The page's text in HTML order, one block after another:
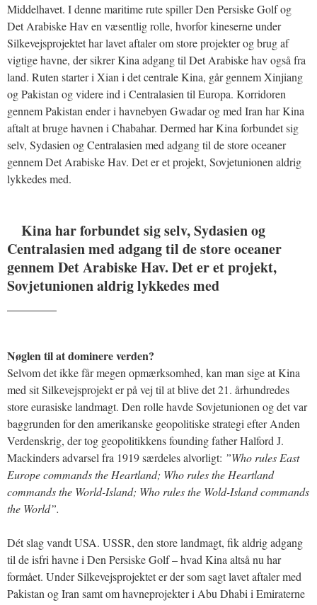
Middelhavet. I denne maritime rute spiller Den Persiske Golf og
Det Arabiske Hav en væsentlig rolle, hvorfor kineserne under
Silkevejsprojektet har lavet aftaler om store projekter og brug af
vigtige havne, der sikrer Kina adgang til Det Arabiske hav også fra
land. Ruten starter i Xian i det centrale Kina, går gennem Xinjiang
og Pakistan og videre ind i Centralasien til Europa. Korridoren
gennem Pakistan ender i havnebyen Gwadar og med Iran har Kina
aftalt at bruge havnen i Chabahar. Dermed har Kina forbundet sig
selv, Sydasien og Centralasien med adgang til de store oceaner
gennem Det Arabiske Hav. Det er et projekt, Sovjetunionen aldrig
lykkedes med.
Kina har forbundet sig selv, Sydasien og
Centralasien med adgang til de store oceaner
gennem Det Arabiske Hav. Det er et projekt,
Sovjetunionen aldrig lykkedes med
Nøglen til at dominere verden?
Selvom det ikke får megen opmærksomhed, kan man sige at Kina
med sit Silkevejsprojekt er på vej til at blive det 21. århundredes
store eurasiske landmagt. Den rolle havde Sovjetunionen og det var
baggrunden for den amerikanske geopolitiske strategi efter Anden
Verdenskrig, der tog geopolitikkens founding father Halford J.
Mackinders advarsel fra 1919 særdeles alvorligt: ”Who rules East
Europe commands the Heartland; Who rules the Heartland
commands the World-Island; Who rules the Wold-Island commands
the World”.
Dét slag vandt USA. USSR, den store landmagt, fik aldrig adgang
til de isfri havne i Den Persiske Golf – hvad Kina altså nu har
formået. Under Silkevejsprojektet er der som sagt lavet aftaler med
Pakistan og Iran samt om havneprojekter i Abu Dhabi i Emiraterne